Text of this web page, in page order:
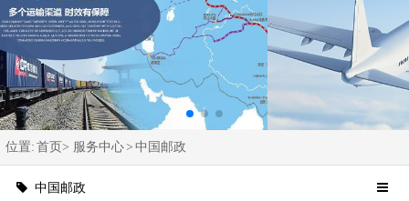
位置: 首页> 服务中心> 中国邮政
中国邮政